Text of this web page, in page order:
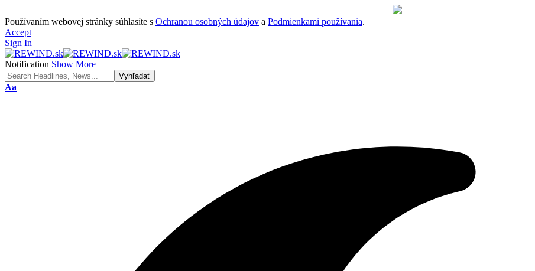
Používaním webovej stránky súhlasíte s Ochranou osobných údajov a Podmienkami používania.
Accept
Sign In
Notification Show More
Font
Aa